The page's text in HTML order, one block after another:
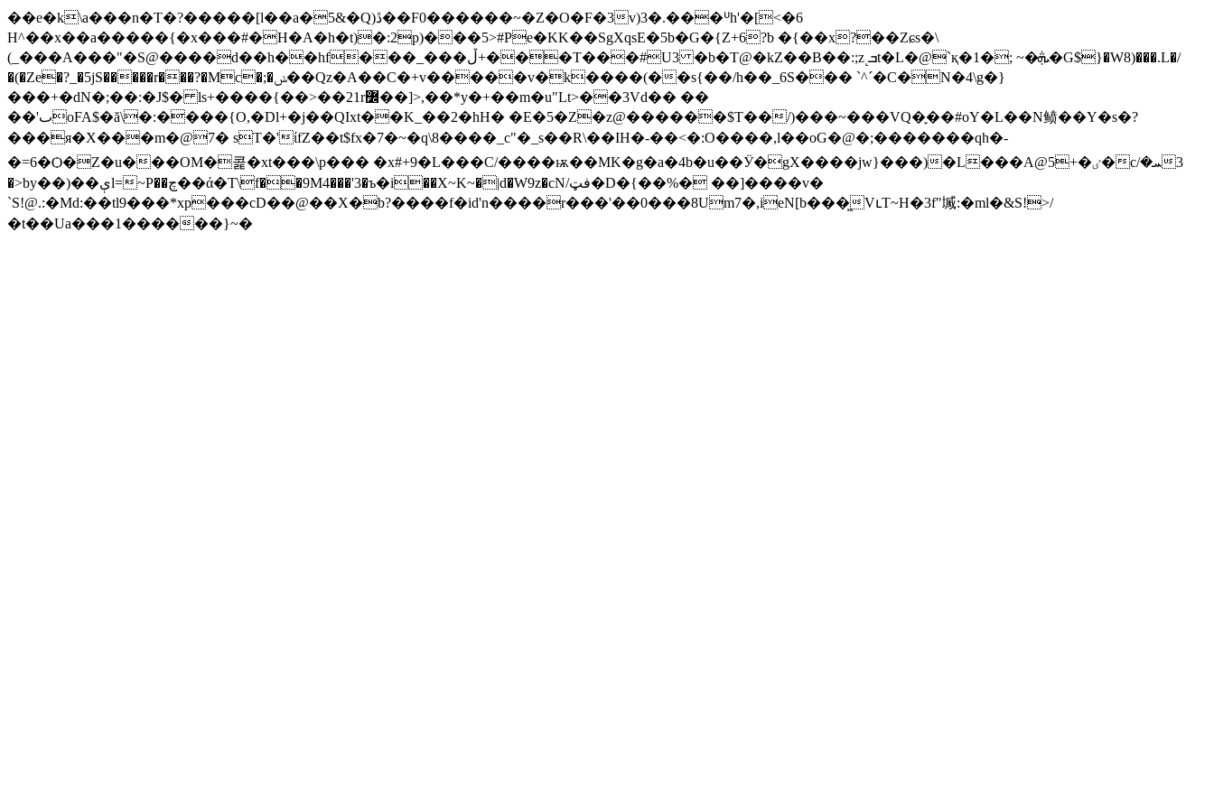
��e�k\a���n�T�?�����[l��a�5&�Q)ڐ��F0������~�Z�O�F�3v)3�.���ᓑh'�[<�6
H^��x��a�����{�x���#�H�A�h�t)�:2p)���5>#Pe�KK��SgXqsE�5b�G�{Z+6?b �{��x?��Zɕs�\
(_���A���"�S@����d��h��hf���_���ڵ+���T���#U3 �b�T@�kZ��B��:;z˻ܒt�L�@`қ�1�; ~�ܞ�G$}�W8)���.L�/
�(�Ze�?_ �5jS�����r���?�Mc�;�ݭ��Qz�A��C�+v�����v�k����(��s{��/h��_6S��� `^´�C�N�4\g�}
���+�dN�;��:�J$� ls+����{��>��21r߼��]>,��*y�+��m�u"Lt˃��3Vd�� ��
��'ٮoFA$�ă\�:����{O,�Dl+�j��QIxt��K_��2�hH� �E�5�Z�z@������$T��/)���~���VQ�֢��#oҮ�L��N鲼��Y�s�?
���я�X���m�@7� sT�'ίfZ��t$fx�7�~�q\8����_c"�_s��R\��IH�-��<�:O����,l��oG�@�;�������qh�-
�=6�Ѻ�Z�u���OM�콡�xt���\p��� �x#+9�L���C/����ѭ��MK�g�a�4b�u��Ӱ�gX����jw}���)�L���A@5+�ٸ�cܚ�/3
�>by��)��ېl=~P��چ��ά�T\f��9M4���'3�ъ�i��X~K~�|d�W9z�cN/ڧټ�D�{��%� ��]����v�
`S!@.:�Md:��tl9���*xp���cD��@��X�b?����f�id'n����r���'��0���8Um7�,ieN[b���͖VւT~H�3f"㙎:�ml�&S!>/
�t��Ua���1������}~�